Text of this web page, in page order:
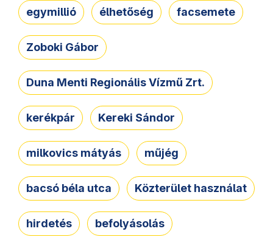
egymillió élhetőség facsemete
Zoboki Gábor
Duna Menti Regionális Vízmű Zrt.
kerékpár Kereki Sándor
milkovics mátyás műjég
bacsó béla utca Közterület használat
hirdetés befolyásolás